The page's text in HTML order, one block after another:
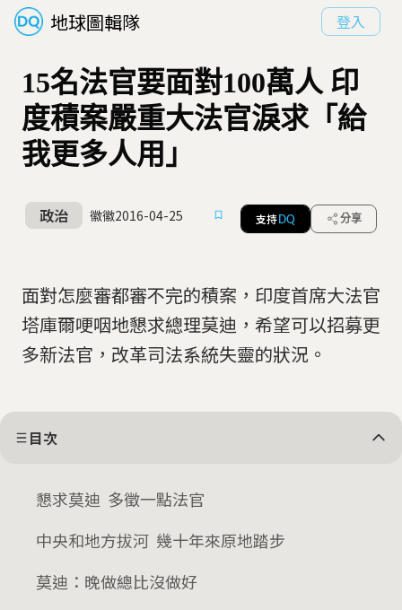
地球圖輯隊 登入
15名法官要面對100萬人 印
度積案嚴重大法官淚求「給
我更多人用」
政治 徽徽2016-04-25 支持 DQ 分享
面對怎麼審都審不完的積案，印度首席大法官
塔庫爾哽咽地懇求總理莫迪，希望可以招募更
多新法官，改革司法系統失靈的狀況。
目次
懇求莫迪 多徵一點法官
中央和地方拔河 幾十年來原地踏步
莫迪：晚做總比沒做好